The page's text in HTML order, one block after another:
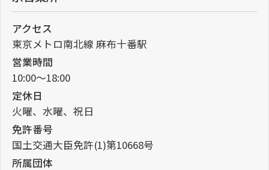
アクセス
東京メトロ南北線 麻布十番駅
営業時間
10:00～18:00
定休日
火曜、水曜、祝日
免許番号
国土交通大臣免許(1)第10668号
所属団体